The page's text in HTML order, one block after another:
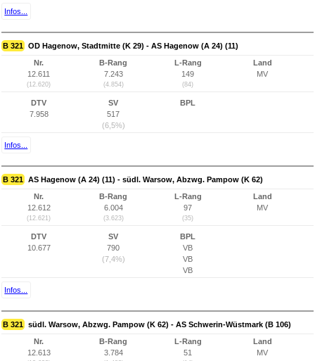
Infos...
B 321 OD Hagenow, Stadtmitte (K 29) - AS Hagenow (A 24) (11)
Nr.
12.611
(12.620)
B-Rang
7.243
(4.854)
L-Rang
149
(84)
Land
MV
DTV
7.958
SV
517
(6,5%)
BPL
Infos...
B 321 AS Hagenow (A 24) (11) - südl. Warsow, Abzwg. Pampow (K 62)
Nr.
12.612
(12.621)
B-Rang
6.004
(3.623)
L-Rang
97
(35)
Land
MV
DTV
10.677
SV
790
(7,4%)
BPL
VB
VB
VB
Infos...
B 321 südl. Warsow, Abzwg. Pampow (K 62) - AS Schwerin-Wüstmark (B 106)
Nr.
12.613
B-Rang
3.784
L-Rang
51
Land
MV